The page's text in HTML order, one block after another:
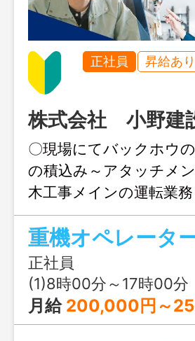
正社員 昇給あり
株式会社 小野建
〇現場にてバックホ
の積込み～アタッチメ
木工事メインの運転業
り、 選択できます。
や補助作業からスター
り。 〇経験を積みな
す。 ※現場は主に秋田
外・遠方の現場の場合
連絡のうえ、応募前の
正社員
(1)8時00分～17時00分
月給 200,000円～